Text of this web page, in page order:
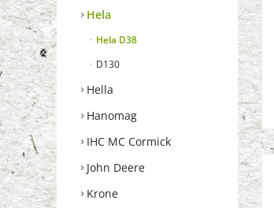
Hela
Hela D38
D130
Hella
Hanomag
IHC MC Cormick
John Deere
Krone